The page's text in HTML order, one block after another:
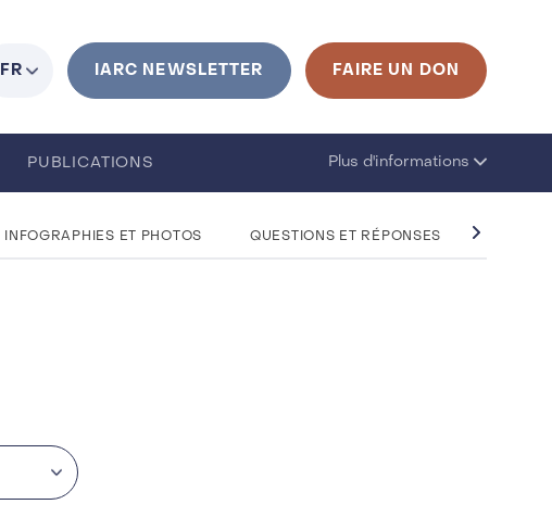
FR
Current language is French. Click to change language
IARC NEWSLETTER
FAIRE UN DON
PUBLICATIONS
Plus d'informations
INFOGRAPHIES ET PHOTOS QUESTIONS ET RÉPONSES